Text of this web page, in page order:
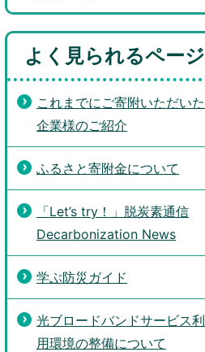
よく見られるページ
これまでにご寄附いただいた
企業様のご紹介
ふるさと寄附金について
「Let’s try！」脱炭素通信
Decarbonization News
学ぶ防災ガイド
光ブロードバンドサービス利
用環境の整備について